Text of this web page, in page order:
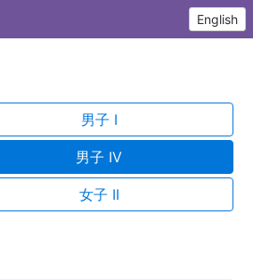
English
男子 I
男子 IV
女子 II